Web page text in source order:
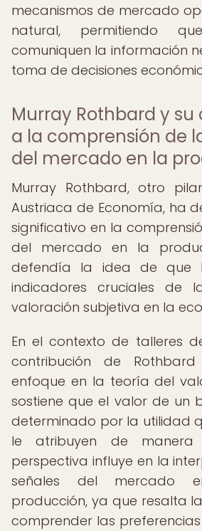
mecanismos de mercado
natural, permitiendo
comuniquen la información
toma de decisiones
Murray Rothbard y
a la comprensión de
del mercado en la
Murray Rothbard, otro
Austriaca de Economía, ha
significativo en la
del mercado en la
defendía la idea de que
indicadores cruciales de
valoración subjetiva en la
En el contexto de talleres
contribución de
enfoque en la teoría del
sostiene que el valor de un
determinado por la utilidad
le atribuyen de manera
perspectiva influye en la
señales del mercado
producción, ya que resalta
comprender las